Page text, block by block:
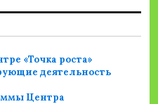
«Точка роста»
деятельность
Центра